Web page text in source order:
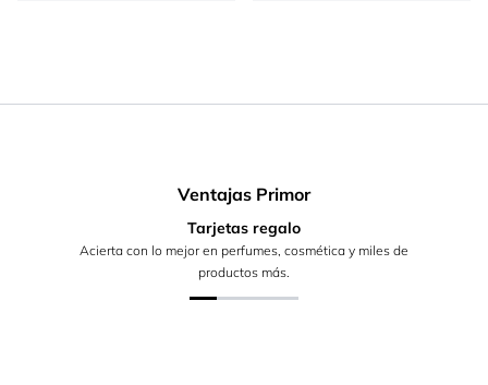
Ventajas Primor
Tarjetas regalo
Acierta con lo mejor en perfumes, cosmética y miles de
productos más.